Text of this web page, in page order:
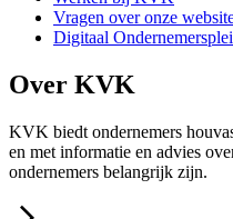
Vragen over onze
Digitaal
Over KVK
KVK biedt ondernemers
en met informatie en advies
ondernemers belangrijk zijn.